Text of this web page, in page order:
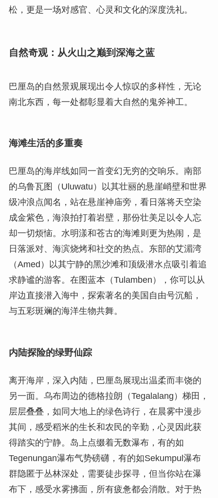
松，更是一场对感官、心灵和文化的深度洗礼。
自然奇观：从火山之巅到深海之蓝
巴厘岛的自然景观展现出令人惊叹的多样性，无论
南北东西，每一处都彰显着大自然的鬼斧神工。
海滩生活的多重奏
巴厘岛的海岸线如同一首变幻无穷的交响乐。南部
的乌鲁瓦图（Uluwatu）以其壮丽的悬崖峭壁和世界
级冲浪点闻名，站在悬崖神庙旁，看日落将天空染
成金紫色，海浪拍打着岩壁，那份壮美足以令人忘
却一切烦恼。水明漾和苍古的海滩则更为热闹，是
日落派对、海滨烧烤和社交的热点。东部的艾湄湾
（Amed）以其宁静的黑沙滩和顶级潜水点吸引着追
求静谧的游客。在图蓝本（Tulamben），你可以从
岸边直接潜入海中，探索著名的美国自由号沉船，
与五彩斑斓的海洋生物共舞。
内陆探险的绿野仙踪
离开海岸，深入内陆，巴厘岛展现出温柔而丰饶的
另一面。乌布周边的德格拉朗（Tegalalang）梯田，
层层叠叠，如同大地上的绿色诗行，在晨雾中漫步
其间，感受稻米的生长和农民的辛勤，心灵因此获
得踏实的宁静。岛上点缀着无数瀑布，有的如
Tegenungan瀑布气势磅礴，有的如Sekumpul瀑布
群隐匿于丛林深处，需要徒步探寻，但当你站在瀑
布下，感受水雾拂面，所有疲惫都会消散。对于热